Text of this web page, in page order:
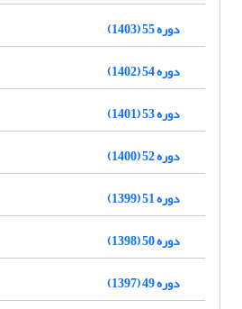
دوره 55 (1403)
دوره 54 (1402)
دوره 53 (1401)
دوره 52 (1400)
دوره 51 (1399)
دوره 50 (1398)
دوره 49 (1397)